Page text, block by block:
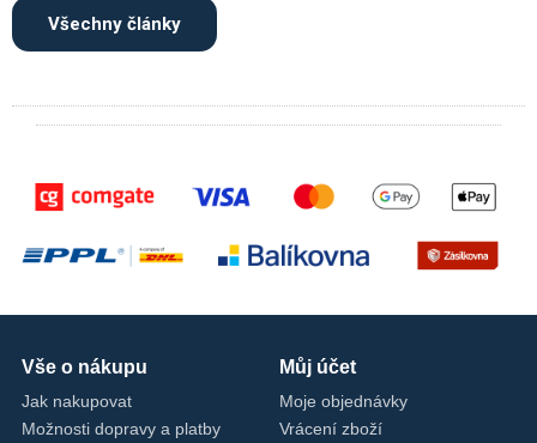
Všechny články
Vše o nákupu
Jak nakupovat
Možnosti dopravy a platby
Můj účet
Moje objednávky
Vrácení zboží